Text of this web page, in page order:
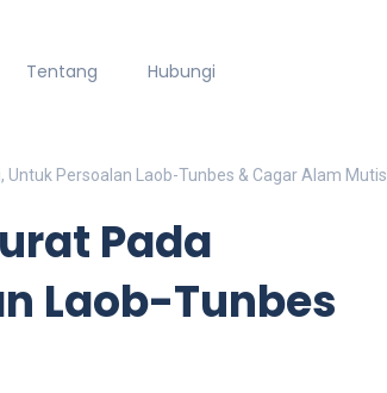
Tentang Hubungi
Persoalan Laob-Tunbes & Cagar Alam Mutis
Pada
Laob-Tunbes